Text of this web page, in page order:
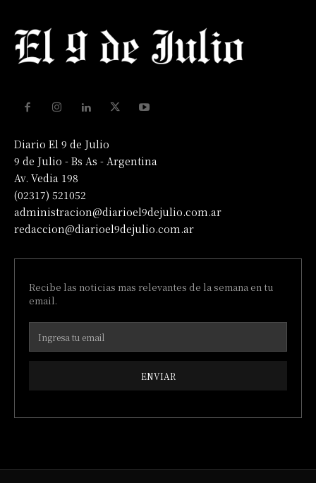
Diario El 9 de Julio
9 de Julio - Bs As - Argentina
Av. Vedia 198
(02317) 521052
administracion@diarioel9dejulio.com.ar
redaccion@diarioel9dejulio.com.ar
Recibe las noticias mas relevantes de la semana en tu
email.
ENVIAR